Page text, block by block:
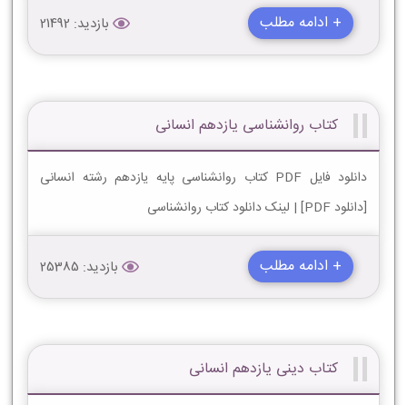
+ ادامه مطلب بازدید: 21492
کتاب روانشناسی یازدهم انسانی
دانلود فایل PDF کتاب روانشناسی پایه یازدهم رشته انسانی
[دانلود PDF] | لینک دانلود کتاب روانشناسی
+ ادامه مطلب بازدید: 25385
کتاب دینی یازدهم انسانی